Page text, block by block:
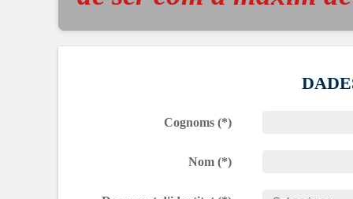
Cognoms (*)
Nom (*)